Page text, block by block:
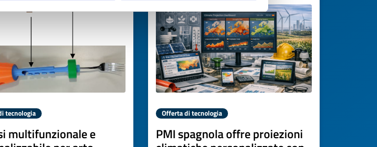
tecnologia
multifunzionale e
Offerta di tecnologia
PMI spagnola offre proiezioni